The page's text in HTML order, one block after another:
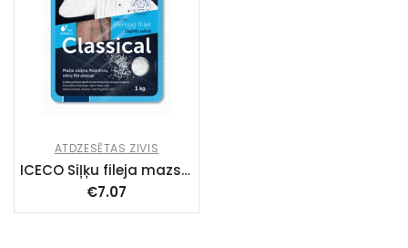
ATDZESĒTAS ZIVIS
ICECO Siļķu fileja mazsālīta eļļā (9x1kg) LT5115EB
€7.07